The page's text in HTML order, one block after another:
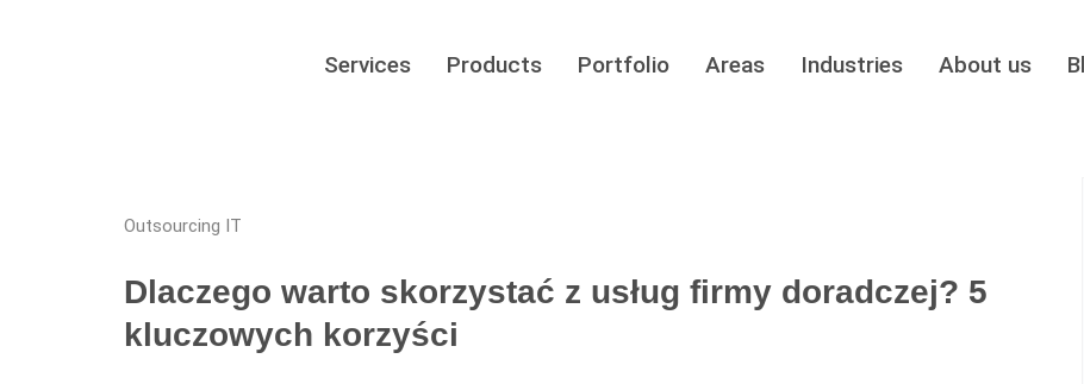
Services Products Portfolio Areas Industries About us
Outsourcing IT
Dlaczego warto skorzystać z usług firmy doradczej? 5
kluczowych korzyści